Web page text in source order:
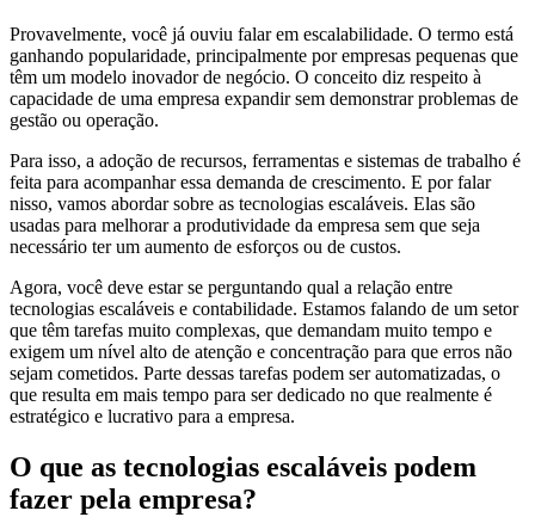
Provavelmente, você já ouviu falar em escalabilidade. O termo está
ganhando popularidade, principalmente por empresas pequenas que
têm um modelo inovador de negócio. O conceito diz respeito à
capacidade de uma empresa expandir sem demonstrar problemas de
gestão ou operação.
Para isso, a adoção de recursos, ferramentas e sistemas de trabalho é
feita para acompanhar essa demanda de crescimento. E por falar
nisso, vamos abordar sobre as tecnologias escaláveis. Elas são
usadas para melhorar a produtividade da empresa sem que seja
necessário ter um aumento de esforços ou de custos.
Agora, você deve estar se perguntando qual a relação entre
tecnologias escaláveis e contabilidade. Estamos falando de um setor
que têm tarefas muito complexas, que demandam muito tempo e
exigem um nível alto de atenção e concentração para que erros não
sejam cometidos. Parte dessas tarefas podem ser automatizadas, o
que resulta em mais tempo para ser dedicado no que realmente é
estratégico e lucrativo para a empresa.
O que as tecnologias escaláveis podem
fazer pela empresa?